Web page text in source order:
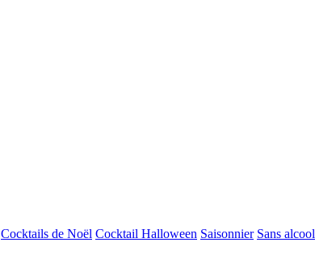
Cocktails de Noël Cocktail Halloween Saisonnier Sans alcool